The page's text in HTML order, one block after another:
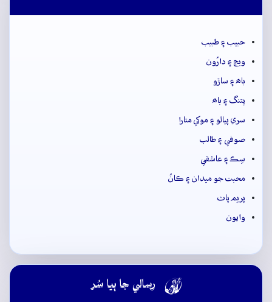
حبيب ۽ طبيب
ويڄ ۽ دارُون
باھ ۽ ساڙو
پتنگ ۽ باھ
سري پيالو ۽ موکي متارا
صوفي ۽ طالب
سِڪ ۽ عاشقي
محبت جو ميدان ۽ ڪانُ
پريم پاٺ
وايون
 رسالي جا ٻيا سُر